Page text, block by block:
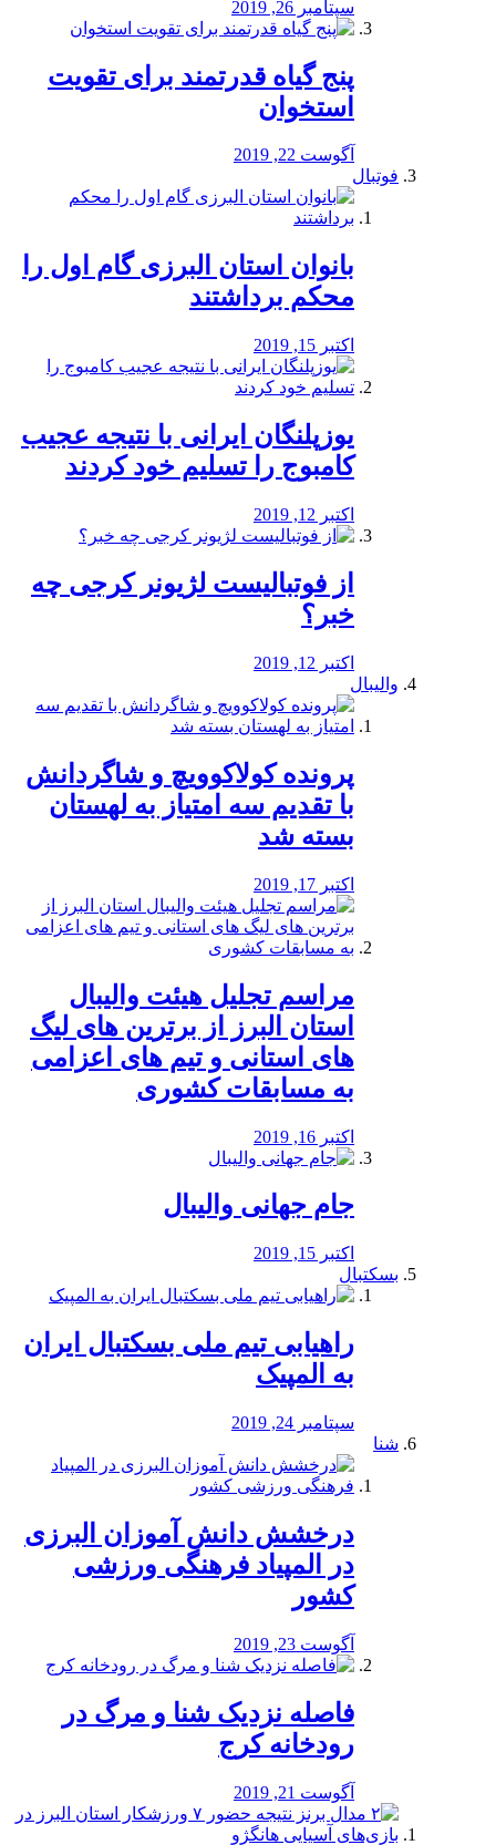
سپتامبر 26, 2019
پنج گیاه قدرتمند برای تقویت
استخوان
آگوست 22, 2019
فوتبال
بانوان استان البرزی گام اول را
محكم برداشتند
اکتبر 15, 2019
یوزپلنگان ایرانی با نتیجه عجیب
کامبوج را تسلیم خود کردند
اکتبر 12, 2019
از فوتبالیست لژیونر کرجی چه
خبر؟
اکتبر 12, 2019
والیبال
پرونده کولاکوویچ و شاگردانش
با تقدیم سه امتیاز به لهستان
بسته شد
اکتبر 17, 2019
مراسم تجلیل هیئت والیبال
استان البرز از برترین های لیگ
های استانی و تیم های اعزامی
به مسابقات کشوری
اکتبر 16, 2019
جام جهانی والیبال
اکتبر 15, 2019
بسکتبال
راهیابی تیم ملی بسکتبال ایران
به المپیک
سپتامبر 24, 2019
شنا
درخشش دانش آموزان البرزی
در المپیاد فرهنگی ورزشی
کشور
آگوست 23, 2019
️فاصله نزدیک شنا و مرگ در
رودخانه کرج
آگوست 21, 2019